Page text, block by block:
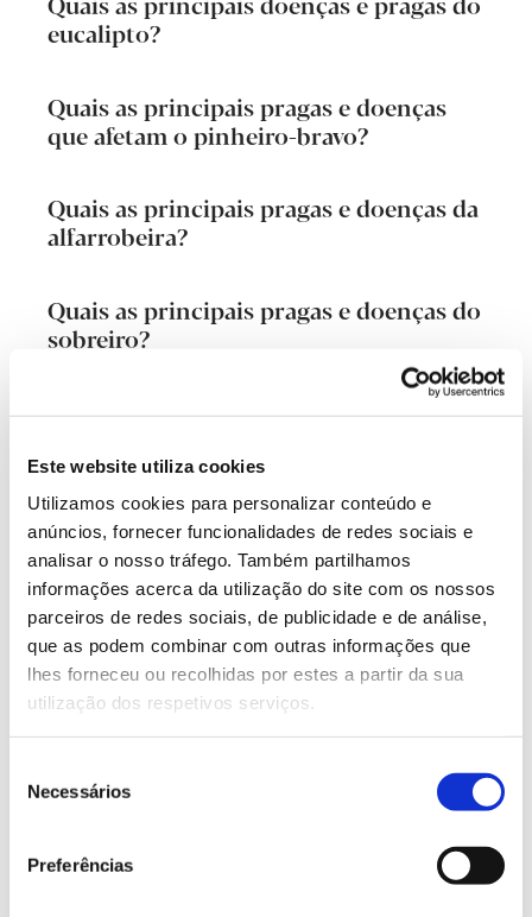
Este website utiliza cookies
Utilizamos cookies para personalizar conteúdo e
anúncios, fornecer funcionalidades de redes sociais e
analisar o nosso tráfego. Também partilhamos
informações acerca da utilização do site com os nossos
parceiros de redes sociais, de publicidade e de análise,
que as podem combinar com outras informações que
lhes forneceu ou recolhidas por estes a partir da sua
utilização dos respetivos serviços.
Necessários
Preferências
Quais as principais doenças e pragas do
eucalipto?
Quais as principais pragas e doenças
que afetam o pinheiro-bravo?
Quais as principais pragas e doenças da
alfarrobeira?
Quais as principais pragas e doenças do
sobreiro?
Quais as principais pragas e doenças
Quais as principais pragas e doenças
que afetam a amendoeira?
Quais são as principais pragas e
doenças da aveleira?
Quais as principais pragas e doenças da
Quais as principais pragas e doenças do